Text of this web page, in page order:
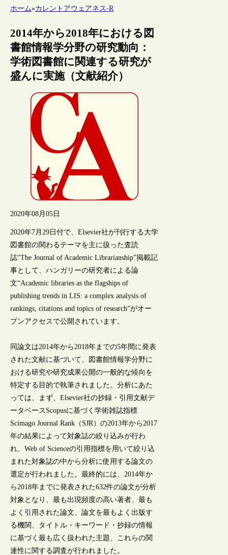
ホーム»カレントアウェアネス-R
2014年から2018年における図
書館情報学分野の研究動向：
学術図書館に関連する研究が
盛んに実施（文献紹介）
2020年08月05日
2020年7月29日付で、Elsevier社が刊行する大学
図書館の関わるテーマを主に扱った査読
誌“The Journal of Academic Librarianship”掲載記
事として、ハンガリーの研究者による論
文“Academic libraries as the flagships of
publishing trends in LIS: a complex analysis of
rankings, citations and topics of research”がオー
プンアクセスで公開されています。
同論文は2014年から2018年までの5年間に発表
された文献に基づいて、図書館情報学分野に
おける研究や研究成果公開の一般的な傾向を
特定する目的で執筆されました。分析にあた
っては、まず、Elsevier社の抄録・引用文献デ
ータベースScopusに基づく学術雑誌指標
Scimago Journal Rank（SJR）の2013年から2017
年の結果によって対象誌の絞り込みが行わ
れ、Web of Scienceの引用指標を用いて絞り込
まれた対象誌の中から分析に使用する論文の
選定が行われました。最終的には、2014年か
ら2018年までに発表された632件の論文が分析
対象となり、最も出現頻度の高い著者、最も
よく引用された論文、論文を最もよく出版す
る機関、タイトル・キーワード・抄録の情報
に基づく最も広く扱われた主題、これらの関
連性に関する調査が行われました。